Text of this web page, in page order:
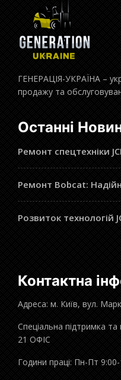
ГЕНЕРАЦІЯ-УКРАЇНА –
продажу та
Останні
Ремонт спецтехніки
Ремонт Bobcat:
Розвиток технологій
Контактна
Адреса: м. Київ, вул.
Спеціальна підтримка
21 ОФІС
Години праці: Пн-Пт